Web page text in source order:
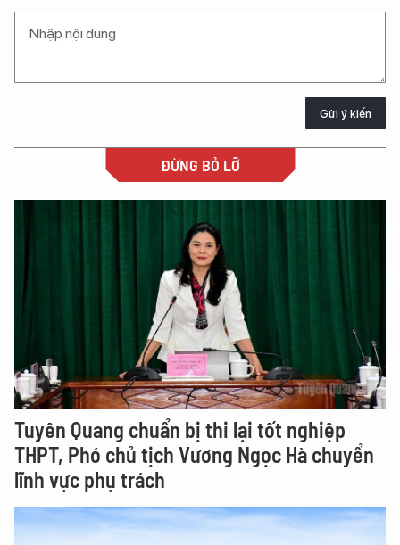
Gửi ý kiến
ĐỪNG BỎ LỠ
Tuyên Quang chuẩn bị thi lại tốt nghiệp
THPT, Phó chủ tịch Vương Ngọc Hà chuyển
lĩnh vực phụ trách